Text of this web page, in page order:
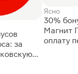
за
Ясно
30%
Магнит
оплату